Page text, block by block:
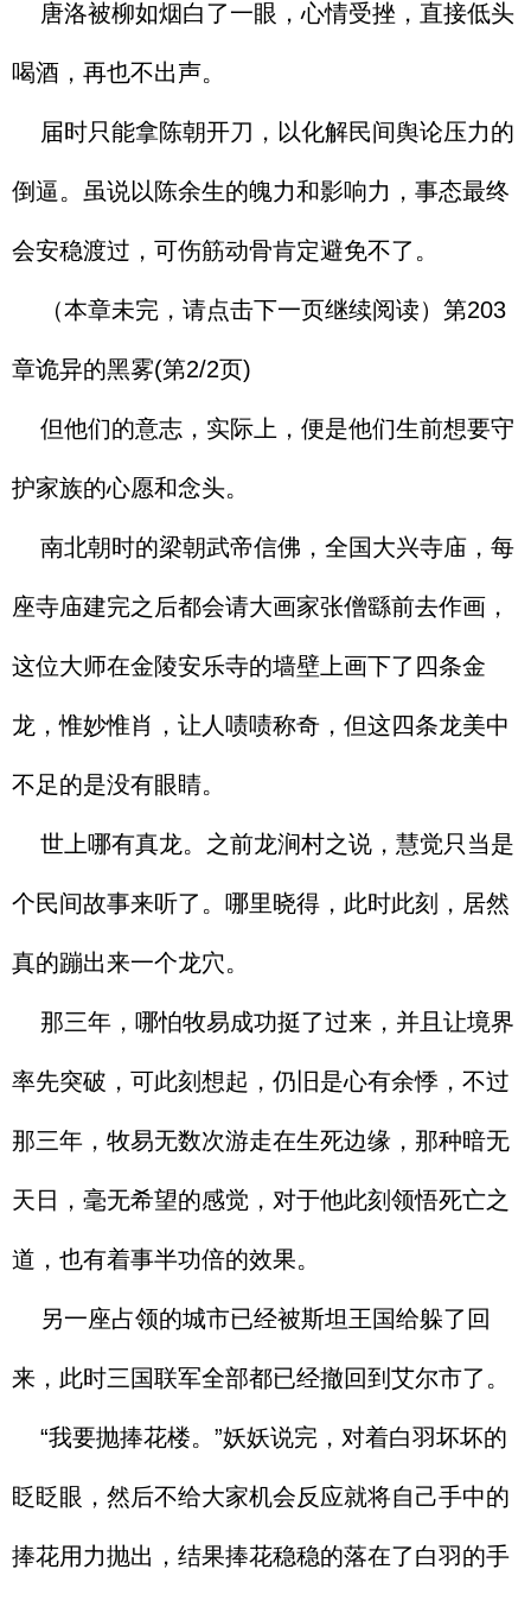
唐洛被柳如烟白了一眼，心情受挫，直接低头
喝酒，再也不出声。
届时只能拿陈朝开刀，以化解民间舆论压力的
倒逼。虽说以陈余生的魄力和影响力，事态最终
会安稳渡过，可伤筋动骨肯定避免不了。
（本章未完，请点击下一页继续阅读）第203
章诡异的黑雾(第2/2页)
但他们的意志，实际上，便是他们生前想要守
护家族的心愿和念头。
南北朝时的梁朝武帝信佛，全国大兴寺庙，每
座寺庙建完之后都会请大画家张僧繇前去作画，
这位大师在金陵安乐寺的墙壁上画下了四条金
龙，惟妙惟肖，让人啧啧称奇，但这四条龙美中
不足的是没有眼睛。
世上哪有真龙。之前龙涧村之说，慧觉只当是
个民间故事来听了。哪里晓得，此时此刻，居然
真的蹦出来一个龙穴。
那三年，哪怕牧易成功挺了过来，并且让境界
率先突破，可此刻想起，仍旧是心有余悸，不过
那三年，牧易无数次游走在生死边缘，那种暗无
天日，毫无希望的感觉，对于他此刻领悟死亡之
道，也有着事半功倍的效果。
另一座占领的城市已经被斯坦王国给躲了回
来，此时三国联军全部都已经撤回到艾尔市了。
“我要抛捧花楼。”妖妖说完，对着白羽坏坏的
眨眨眼，然后不给大家机会反应就将自己手中的
捧花用力抛出，结果捧花稳稳的落在了白羽的手